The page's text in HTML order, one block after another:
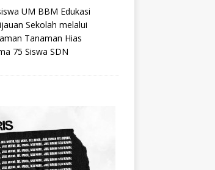
UM BBM Edukasi
Sekolah melalui
Tanaman Hias
75 Siswa SDN